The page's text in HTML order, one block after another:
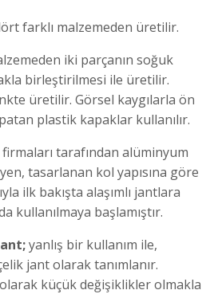
farklı malzemeden üretilir.
iki parçanın soğuk
birleştirilmesi ile üretilir.
üretilir. Görsel kaygılarla ön
plastik kapaklar kullanılır.
tarafından alüminyum
tasarlanan kol yapısına göre
ilk bakışta alaşımlı jantlara
kullanılmaya başlamıştır.
yanlış bir kullanım ile,
jant olarak tanımlanır.
küçük değişiklikler olmakla